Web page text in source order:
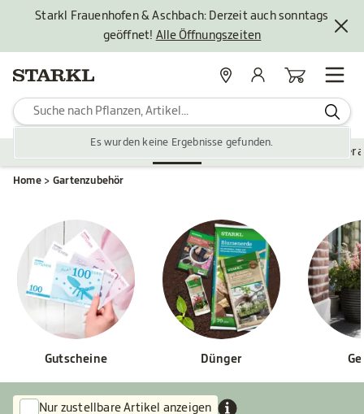
Starkl Frauenhofen & Aschbach: Derzeit auch sonntags
geöffnet! Alle Öffnungszeiten
Es wurden keine Ergebnisse gefunden.
StandorteMein KontoWarenkorb
Zubehör Gartengestaltung
Home Gartenzubehör
Gutscheine Dünger
Nur zustellbare Artikel anzeigen